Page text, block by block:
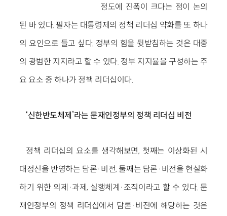
정도에 진폭이 크다는 점이 논의
된 바 있다. 필자는 대통령제의 정책 리더십 약화를 또 하나
의 요인으로 들고 싶다. 정부의 힘을 뒷받침하는 것은 대중
의 광범한 지지라고 할 수 있다. 정부 지지율을 구성하는 주
요 요소 중 하나가 정책 리더십이다.
‘신한반도체제 ’라는 문재인정부의 정책 리더십 비전
정책 리더십의 요소를 생각해보면, 첫째는 이상화된 시
대정신을 반영하는 담론·비전, 둘째는 담론·비전을 현실화
하기 위한 의제·과제, 실행체계·조직이라고 할 수 있다. 문
재인정부의 정책 리더십에서 담론·비전에 해당하는 것은